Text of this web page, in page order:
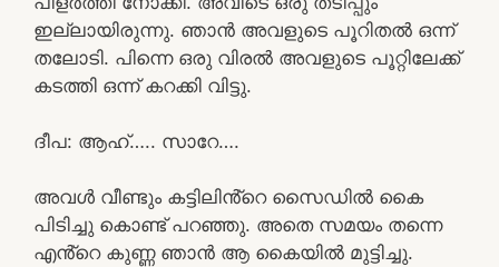
ഇല്ലായിരുന്നു. ഞാൻ അവളുടെ പൂറിതൽ ഒന്ന്
തലോടി. പിന്നെ ഒരു വിരൽ അവളുടെ പൂറ്റിലേക്ക്
കടത്തി ഒന്ന് കറക്കി വിട്ടു.
ദീപ: ആഹ്….. സാറേ….
അവൾ വീണ്ടും കട്ടിലിൻ്റെ സൈഡിൽ കൈ
പിടിച്ചു കൊണ്ട് പറഞ്ഞു. അതെ സമയം തന്നെ
എൻ്റെ കുണ്ണ ഞാൻ ആ കൈയിൽ മുട്ടിച്ചു.